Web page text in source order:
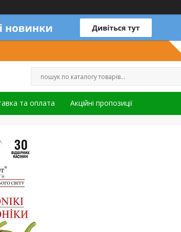
та оплата Акційні пропозиції